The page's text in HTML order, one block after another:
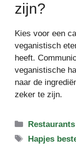
zijn?
Kies voor een
veganistisch
heeft.
veganistische
naar de
zeker te zijn.
Categorieën
Tags
Hapjes